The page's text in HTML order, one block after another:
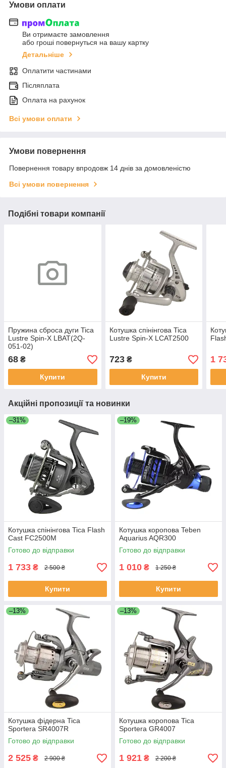
Умови оплати
Ви отримаєте замовлення
або гроші повернуться на вашу картку
Детальніше
Оплатити частинами
Післяплата
Оплата на рахунок
Всі умови оплати
Умови повернення
Повернення товару впродовж 14 днів за домовленістю
Всі умови повернення
Подібні товари компанії
Пружина сброса дуги Tica
Lustre Spin-X LBAT(2Q-
051-02)
68 ₴
Купити
Котушка спінінгова Tica
Lustre Spin-X LCAT2500
723₴
Купити
1
Акційні пропозиції та новинки
–31%
Котушка спінінгова Tica Flash
Cast FC2500M
Готово до відправки
1 733 ₴ 2 500 ₴
Купити
–19%
Котушка коропова Teben
Aquarius AQR300
Готово до відправки
1 010 ₴ 1 250 ₴
Купити
–13%
Котушка фідерна Tica
Sportera SR4007R
Готово до відправки
2 525 ₴ 2 900 ₴
–13%
Котушка коропова Tica
Sportera GR4007
Готово до відправки
1 921 ₴ 2 200 ₴